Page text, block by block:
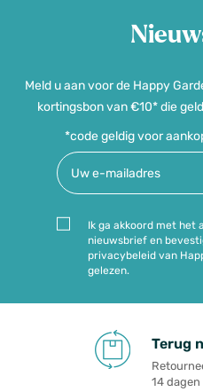
Meld u aan voor de Happy
kortingsbon van €10* die
*code geldig voor
Ik ga akkoord met het
nieuwsbrief en
privacybeleid van
gelezen.
Terug
14 dagen